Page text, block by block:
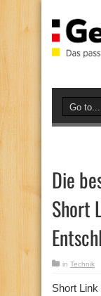
Die
Short
in Technik
Short